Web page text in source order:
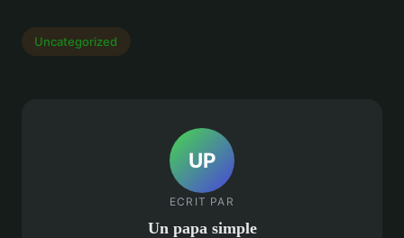
Uncategorized
UP
ECRIT PAR
Un papa simple